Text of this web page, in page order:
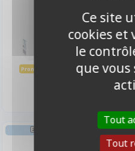
Promo -10% 26,90 € 24,20 €
Indisponible
EXPLORATION PLACEMENT
Ce site
cookies et
le
que
Tout
Tout